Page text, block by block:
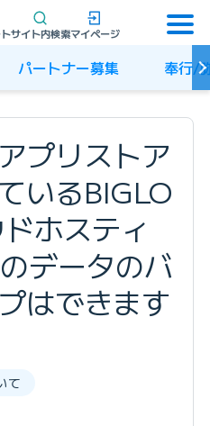
サイト内検索マイページ
パートナー募集 奉行/
プリストア
いるBIGLO
ホスティ
データのバ
はできます
て